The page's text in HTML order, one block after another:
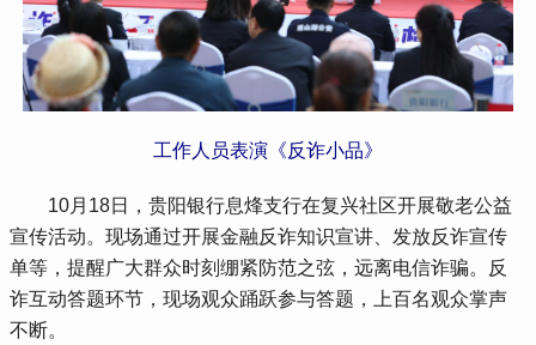
工作人员表演《反诈小品》
10月18日，贵阳银行息烽支行在复兴社区开展敬老公益
宣传活动。现场通过开展金融反诈知识宣讲、发放反诈宣传
单等，提醒广大群众时刻绷紧防范之弦，远离电信诈骗。反
诈互动答题环节，现场观众踊跃参与答题，上百名观众掌声
不断。